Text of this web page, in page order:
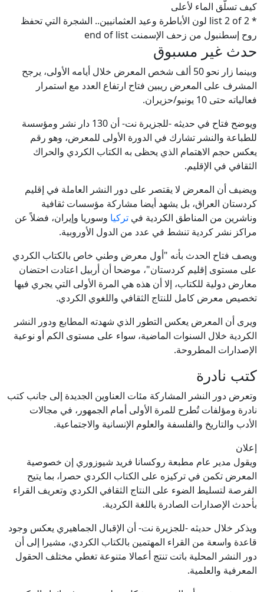
كيف تسلّق الماء لأعلى
* list 2 of 2 لون الأباطرة وعيد العثمانيين.. الشجرة التي تحفظ
روح إسطنبول من زحف الإسمنت end of list
حدث غير مسبوق
وبينما زار نحو 50 ألف شخص المعرض خلال أيامه الأولى، يرجح
المشرف على المعرض ريبين فتاح ارتفاع العدد مع استمرار
فعالياته حتى 10 يونيو/حزيران.
ويوضح فتاح في حديثه -للجزيرة نت- أن 130 دار نشر ومؤسسة
للطباعة والنشر تشارك في الدورة الأولى للمعرض، وهو رقم
يعكس حجم الاهتمام الذي يحظى به الكتاب الكردي والحراك
الثقافي في الإقليم.
ويضيف أن المعرض لا يقتصر على دور النشر العاملة في إقليم
كردستان العراق، بل يشهد أيضا مشاركة مؤسسات ثقافية
وناشرين من المناطق الكردية في تركيا وسوريا وإيران، فضلاً عن
مراكز نشر كردية تنشط في عدد من الدول الأوروبية.
ويصف فتاح الحدث بأنه "أول معرض وطني خاص بالكتاب الكردي
على مستوى إقليم كردستان"، موضحا أن أربيل اعتادت احتضان
معارض دولية للكتاب، إلا أن هذه هي المرة الأولى التي يجري فيها
تخصيص معرض كامل للنتاج الثقافي واللغوي الكردي.
ويرى أن المعرض يعكس التطور الذي شهدته المطابع ودور النشر
الكردية خلال السنوات الماضية، سواء على مستوى الكم أو نوعية
الإصدارات المطروحة.
كتب نادرة
وتعرض دور النشر المشاركة مئات العناوين الجديدة إلى جانب كتب
نادرة ومؤلفات تُطرح للمرة الأولى أمام الجمهور، في مجالات
الأدب والتاريخ والفلسفة والعلوم الإنسانية والاجتماعية.
إعلان
ويقول مدير عام مطبعة روكسانا فريد شيوزوري إن خصوصية
المعرض تكمن في تركيزه على الكتاب الكردي حصرا، بما يتيح
الفرصة لتسليط الضوء على النتاج الثقافي الكردي وتعريف القراء
بأحدث الإصدارات الصادرة باللغة الكردية.
ويذكر خلال حديثه -للجزيرة نت- أن الإقبال الجماهيري يعكس وجود
قاعدة واسعة من القراء المهتمين بالكتاب الكردي، مشيرا إلى أن
دور النشر المحلية باتت تنتج أعمالا متنوعة تغطي مختلف الحقول
المعرفية والعلمية.